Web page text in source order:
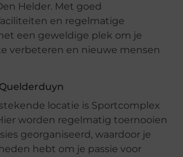
Helder. Met goed
en regelmatige
een geweldige plek om je
verbeteren en nieuwe mensen
locatie is Sportcomplex
worden regelmatig toernooien
georganiseerd, waardoor je
hebt om je passie voor